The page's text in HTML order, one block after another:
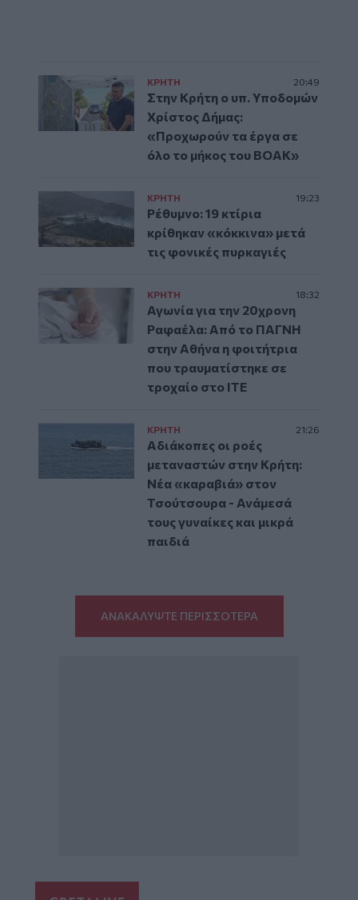
ΚΡΗΤΗ 20:49
Στην Κρήτη ο υπ. Υποδομών
Χρίστος Δήμας:
«Προχωρούν τα έργα σε
όλο το μήκος του ΒΟΑΚ»
ΚΡΗΤΗ 19:23
Ρέθυμνο: 19 κτίρια
κρίθηκαν «κόκκινα» μετά
τις φονικές πυρκαγιές
ΚΡΗΤΗ 18:32
Αγωνία για την 20χρονη
Ραφαέλα: Από το ΠΑΓΝΗ
στην Αθήνα η φοιτήτρια
που τραυματίστηκε σε
τροχαίο στο ΙΤΕ
ΚΡΗΤΗ 21:26
Αδιάκοπες οι ροές
μεταναστών στην Κρήτη:
Νέα «καραβιά» στον
Τσούτσουρα - Ανάμεσά
τους γυναίκες και μικρά
παιδιά
ΑΝΑΚΑΛΥΨΤΕ ΠΕΡΙΣΣΟΤΕΡΑ